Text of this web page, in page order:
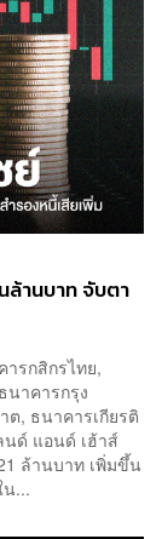
ล้านบาท จับตา
รกสิกรไทย,
นาคารกรุง
, ธนาคารเกียรติ
ด์ แอนด์ เฮ้าส์
ล้านบาท เพิ่มขึ้น
...